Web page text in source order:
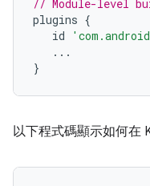
// Module-level
plugins {
id
...
}
以下程式碼顯示如何在